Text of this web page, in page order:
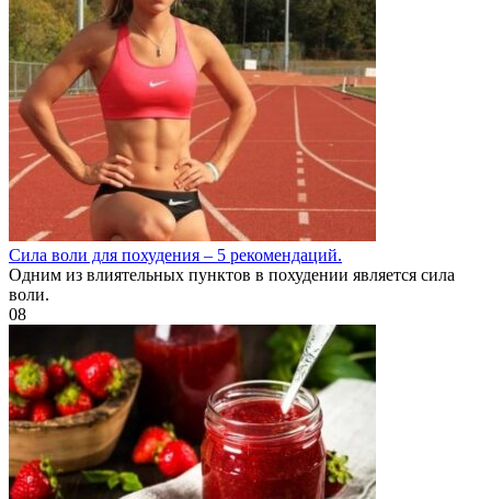
Cила воли для похудения – 5 рекомендаций.
Одним из влиятельных пунктов в похудении является сила
воли.
08